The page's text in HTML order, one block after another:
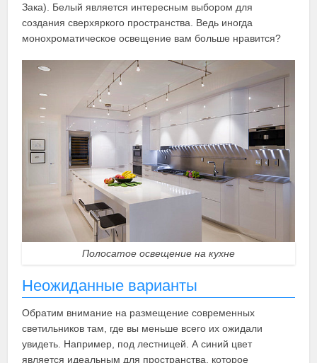
Зака). Белый является интересным выбором для
создания сверхяркого пространства. Ведь иногда
монохроматическое освещение вам больше нравится?
Полосатое освещение на кухне
Неожиданные варианты
Обратим внимание на размещение современных
светильников там, где вы меньше всего их ожидали
увидеть. Например, под лестницей. А синий цвет
является идеальным для пространства, которое